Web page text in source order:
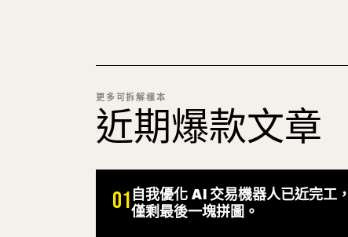
更多可拆解樣本
近期爆款文章
01 自我優化 AI 交易機器人已近完工，
僅剩最後一塊拼圖。